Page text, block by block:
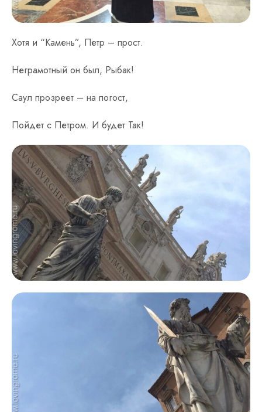
Хотя и “Камень”, Петр – прост.
Неграмотный он был, Рыбак!
Саул прозреет – на погост,
Пойдет с Петром. И будет Так!